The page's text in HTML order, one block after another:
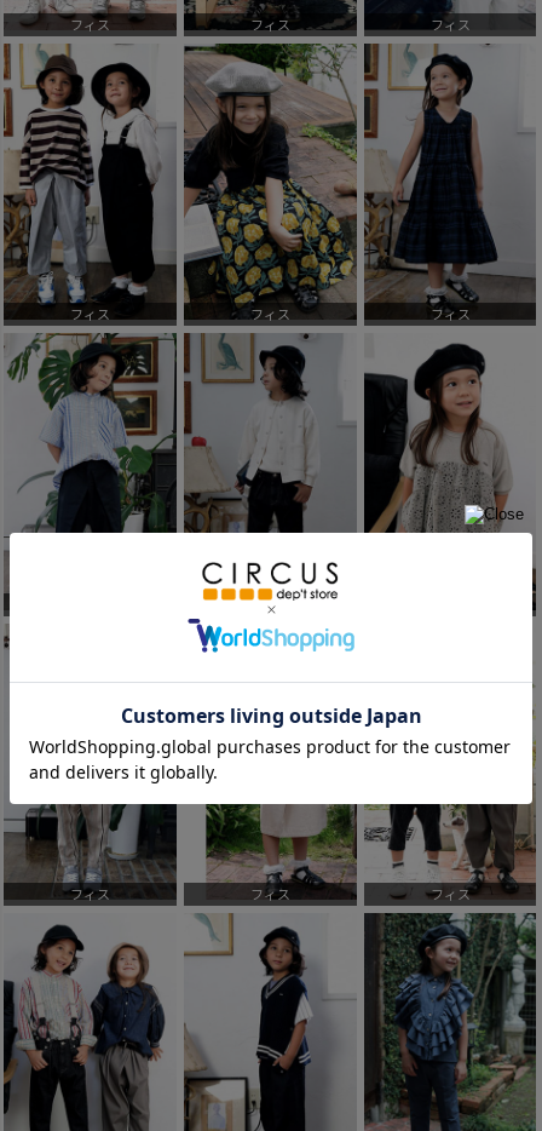
フィス フィス フィス
フィス フィス フィス
フィス
フィス フィス フィス